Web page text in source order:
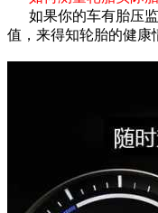
如果你的车有胎压监
值，来得知轮胎的健康